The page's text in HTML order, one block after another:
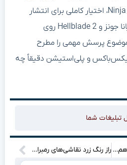
مثل Bethesda و Ninja Theory، اختیار کاملی برای انتشار
بازی‌های بزرگی مانند ایندیانا جونز و Hellblade 2 روی
پرسش مهمی را مطرح
و پلی‌استیشن دقیقاً چه
تبلیغات شما
هواوی قواعد بازی را به هم زد: Mate Xs با طراحی تاشو سه‌تکه، آینده را در دستان شما می‌گذارد!” راز رنگ زرد نقاشی‌های رمبراند و سزان: کرم دریایی سمی!